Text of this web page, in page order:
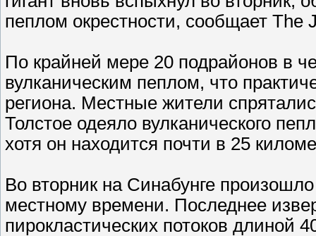
пеплом окрестности, сообщает The
По крайней мере 20 подрайонов в
вулканическим пеплом, что
региона. Местные жители
Толстое одеяло вулканического
хотя он находится почти в 25
Во вторник на Синабунге
местному времени. Последнее
пирокластических потоков длиной